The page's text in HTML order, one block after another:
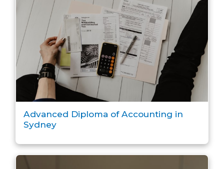
Advanced Diploma of Accounting in
Sydney